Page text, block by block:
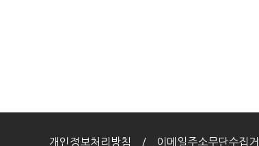
개인정보처리방침 이메일주소무단수집